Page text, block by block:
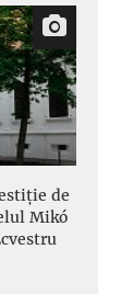
de
Mikó